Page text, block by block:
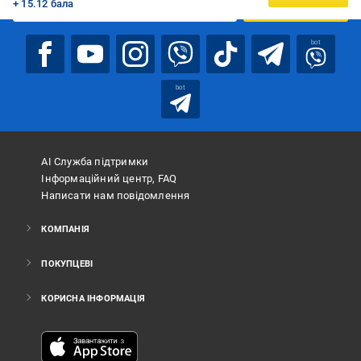
+ 15.12 бала
ПІДПИСАТИСЯ
bot
bot
АІ Служба підтримки
Інформаційний центр, FAQ
Написати нам повідомлення
КОМПАНІЯ
ПОКУПЦЕВІ
КОРИСНА ІНФОРМАЦІЯ